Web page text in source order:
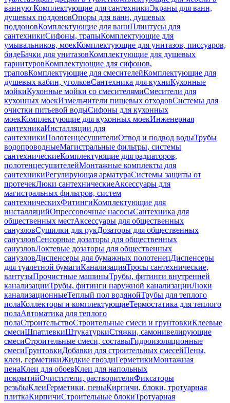
ванную Комплектующие для сантехникиЭкраны для ванн,
душевых поддоновОпоры для ванн, душевых
поддоновКомплектующие для ваннПлинтусы для
сантехникиСифоны, трапыКомплектующие для
умывальников, моекКомплектующие для унитазов, писсуаров,
бидеБачки для унитазовКомплектующие для душевых
гарнитуровКомплектующие для сифонов,
траповКомплектующие для смесителейКомплектующие для
душевых кабин, уголковСантехника для кухниКухонные
мойкиКухонные мойки со смесителямиСмесители для
кухонных моекИзмельчители пищевых отходовСистемы для
очистки питьевой водыСифоны для кухонных
моекКомплектующие для кухонных моекИнженерная
сантехникаИнсталляции для
сантехникиПолотенцесушителиОтвод и подвод водыТрубы
водопроводныеМагистральные фильтры, системы
сантехническиеКомплектующие для радиаторов,
полотенцесушителейМонтажные комплекты для
сантехникиРегулирующая арматураСистемы защиты от
протечекЛюки сантехническиеАксессуары для
магистральных фильтров, систем
сантехническихФитингиКомплектующие для
инсталляцийОпрессовочные насосыСантехника для
общественных местАксессуары для общественных
санузловСушилки для рукДозаторы для общественных
санузловСенсорные дозаторы для общественных
санузловЛоктевые дозаторы для общественных
санузловДиспенсеры для бумажных полотенецДиспенсеры
для туалетной бумагиКанализацияТросы сантехнические,
вантузыПрочистные машиныТрубы, фитинги внутренней
канализацииТрубы, фитинги наружной канализацииЛюки
канализационныеТеплый пол водянойТрубы для теплого
полаКоллекторы и комплектующиеТермостатика для теплого
полаАвтоматика для теплого
полаСтроительствоСтроительные смеси и грунтовкиКлеевые
смесиШпатлевкиШтукатуркиСтяжки, самонивелирующие
смесиСтроительные смеси, составыГидроизоляционные
смесиГрунтовкиДобавки для строительных смесейПены,
клеи, герметикиЖидкие гвоздиГерметикиМонтажная
пенаКлеи для обоевКлеи для напольных
покрытийОчистители, растворителиФиксаторы
резьбыКлеиГерметики, пеныКирпичи, блоки, тротуарная
плиткаКирпичиСтроительные блокиТротуарная